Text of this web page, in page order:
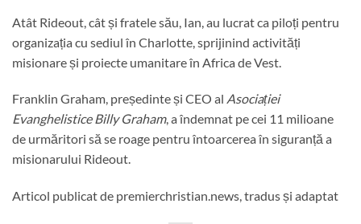
Atât Rideout, cât și fratele său, Ian, au lucrat ca piloți pentru
organizația cu sediul în Charlotte, sprijinind activități
misionare și proiecte umanitare în Africa de Vest.
Franklin Graham, președinte și CEO al Asociației
Evanghelistice Billy Graham, a îndemnat pe cei 11 milioane
de urmăritori să se roage pentru întoarcerea în siguranță a
misionarului Rideout.
Articol publicat de premierchristian.news, tradus și adaptat